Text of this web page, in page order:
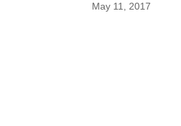
May 11, 2017